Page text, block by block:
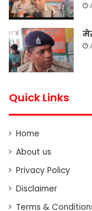
Quick Links
Home
About us
Privacy Policy
Disclaimer
Terms &